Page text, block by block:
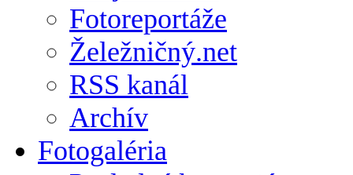
Fotoreportáže
Želežničný.net
RSS kanál
Archív
Fotogaléria